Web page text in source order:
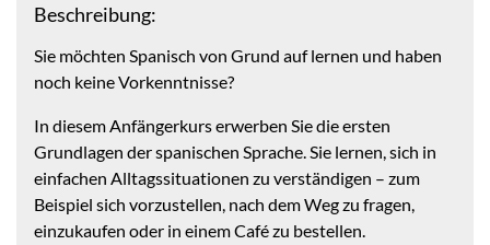
Beschreibung:
Sie möchten Spanisch von Grund auf lernen und haben
noch keine Vorkenntnisse?
In diesem Anfängerkurs erwerben Sie die ersten
Grundlagen der spanischen Sprache. Sie lernen, sich in
einfachen Alltagssituationen zu verständigen – zum
Beispiel sich vorzustellen, nach dem Weg zu fragen,
einzukaufen oder in einem Café zu bestellen.